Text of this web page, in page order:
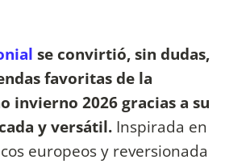
se convirtió, sin dudas,
favoritas de la
invierno 2026 gracias a su
y versátil. Inspirada en
europeos y reversionada